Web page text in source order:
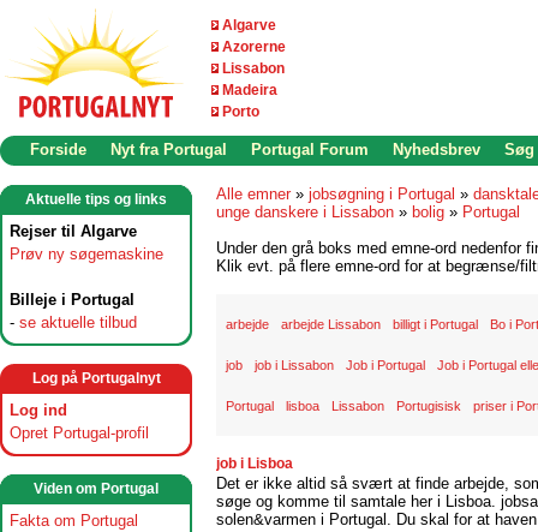
Algarve
Azorerne
Lissabon
Madeira
Porto
Forside Nyt fra Portugal Portugal Forum Nyhedsbrev Søg
Aktuelle tips og links
Rejser til Algarve
Prøv ny søgemaskine
Billeje i Portugal
- se aktuelle tilbud
Log på Portugalnyt
Log ind
Opret Portugal-profil
Viden om Portugal
Fakta om Portugal
Alle emner » jobsøgning i Portugal »
unge danskere i Lissabon » bolig » Portugal
Under den grå boks med emne-ord nedenfor
Klik evt. på flere emne-ord for at begrænse/
arbejde arbejde Lissabon billigt i Portugal Bo i
job job i Lissabon Job i Portugal Job i Portugal
Portugal lisboa Lissabon Portugisisk priser i
job i Lisboa
Det er ikke altid så svært at finde arbejde,
søge og komme til samtale her i Lisboa.
solen&varmen i Portugal. Du skal for at